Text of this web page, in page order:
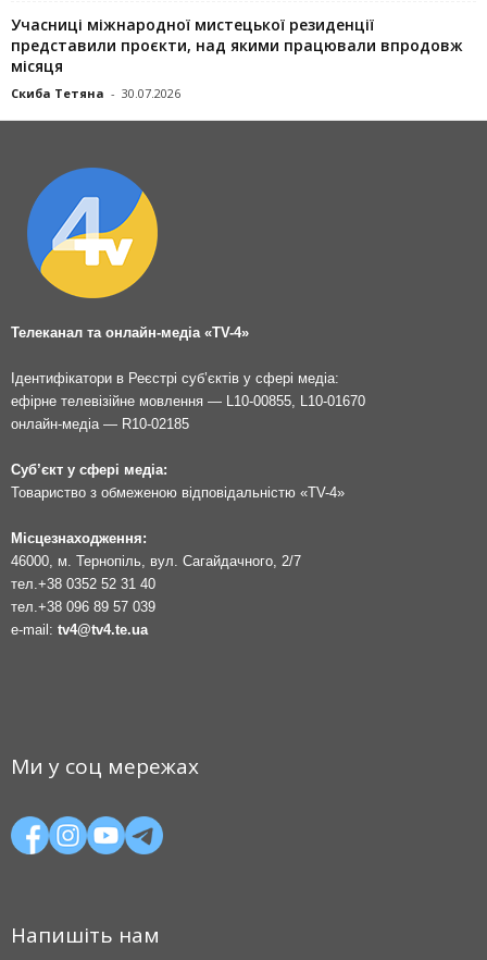
Учасниці міжнародної мистецької резиденції
представили проєкти, над якими працювали впродовж
місяця
Скиба Тетяна - 30.07.2026
Телеканал та онлайн-медіа «TV-4»
Ідентифікатори в Реєстрі суб’єктів у сфері медіа:
ефірне телевізійне мовлення — L10-00855, L10-01670
онлайн-медіа — R10-02185
Суб’єкт у сфері медіа:
Товариство з обмеженою відповідальністю «TV-4»
Місцезнаходження:
46000, м. Тернопіль, вул. Сагайдачного, 2/7
тел. +38 0352 52 31 40
тел. +38 096 89 57 039
e-mail: tv4@tv4.te.ua
Ми у соц мережах
Напишіть нам